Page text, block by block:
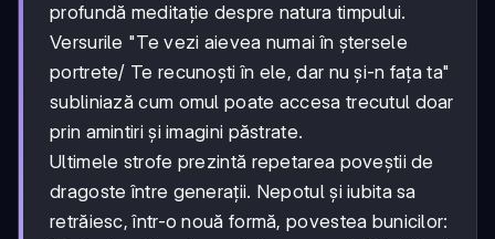
profundă meditație despre natura timpului.
Versurile "Te vezi aievea numai în ștersele
portrete/ Te recunoști în ele, dar nu și-n fața ta"
subliniază cum omul poate accesa trecutul doar
prin amintiri și imagini păstrate.
Ultimele strofe prezintă repetarea poveștii de
dragoste între generații. Nepotul și iubita sa
retrăiesc, într-o nouă formă, povestea bunicilor: